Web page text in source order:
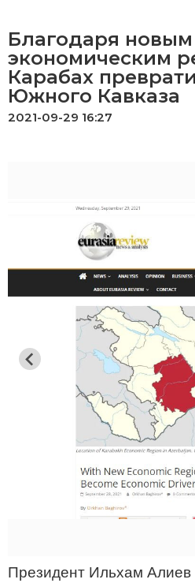
Благодаря новым
экономическим
Карабах
Южного Кавказа
2021-09-29 16:27
Президент Ильхам Алиев